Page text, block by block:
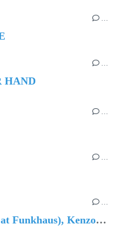
…
HAND
…
…
🔵 Avec The Quiet House (Live at Funkhaus), Kenzo Zurzolo livre une performance aussi intense qu'envoûtante.